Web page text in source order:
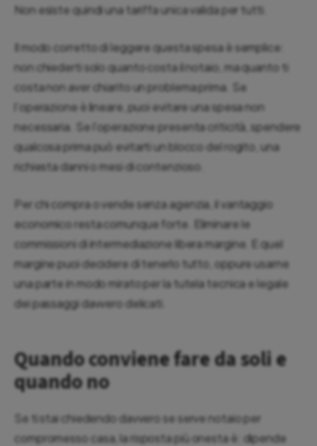
Non esiste quindi una tariffa unica valida per tutti.
Il modo corretto di leggere questa spesa è semplice:
non chiederti solo quanto costa il notaio, ma quanto ti
costa non aver chiarito un problema prima. Se
l’operazione è lineare, puoi evitare una spesa non
necessaria. Se l’operazione presenta criticità, spendere
qualcosa prima può evitarti un blocco del rogito, una
richiesta danni o mesi di contenzioso.
Per chi compra o vende senza agenzia, il vantaggio
economico resta comunque forte. Eliminare le
commissioni di intermediazione libera margine. E quel
margine puoi decidere di tenerlo tutto, oppure usarne
una parte in modo mirato per la tutela tecnica e legale
dei passaggi davvero delicati.
Quando conviene fare da soli e
quando no
Se ti stai chiedendo davvero se serve notaio per
compromesso casa, la risposta più onesta è: dipende